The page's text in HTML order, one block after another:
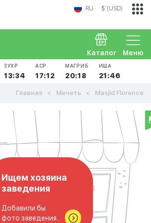
RU $ (USD)
Меню
Каталог
ЗУХР
13:34
АСР
17:12
МАГРИБ
20:18
ИША
21:46
Главная Мечеть Masjid Florence
Ищем хозяина
заведения
Добавили бы
фото заведения..